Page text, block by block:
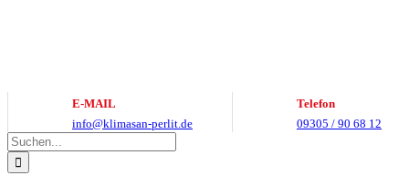
E-MAIL
info@klimasan-perlit.de
Telefon
09305 / 90 68 12
Suche
nach: